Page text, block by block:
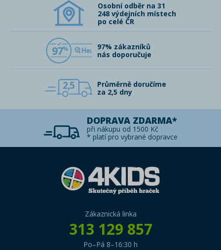
Osobní odběr na 31
248 výdejních místech
po celé ČR
97
97% zákazníků
nás doporučuje
2,5
Průměrně doručíme
za 2,5 dny
DOPRAVA ZDARMA*
při nákupu od 1500 Kč
* platí pro vybrané dopravce
Zákaznická linka
313 129 857
Po–Pá 8–16:30 h